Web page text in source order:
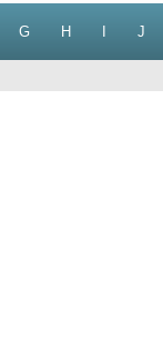
G H J